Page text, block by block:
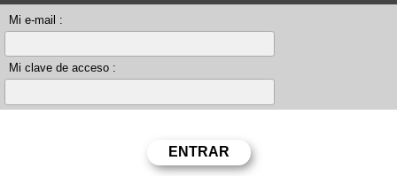
Mi e-mail :
Mi clave de acceso :